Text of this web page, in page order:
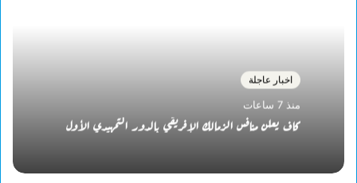
اخبار عاجلة
منذ 7 ساعات
كاف يعلن منافس الزمالك الإفريقي بالدور التمهيدي الأول